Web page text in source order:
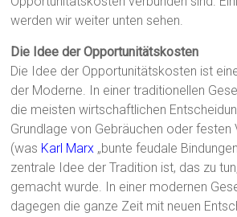
werden wir weiter unten sehen.
Die Idee der Opportunitätskosten
Die Idee der Opportunitätskosten ist
der Moderne. In einer traditionellen
die meisten wirtschaftlichen
Grundlage von Gebräuchen oder festen
(was Karl Marx „bunte feudale
zentrale Idee der Tradition ist, das zu
gemacht wurde. In einer modernen
dagegen die ganze Zeit mit neuen